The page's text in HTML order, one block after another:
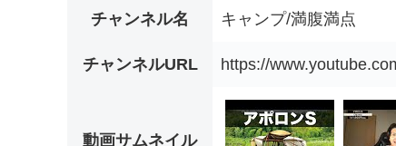
チャンネル名 キャンプ/満腹満点
チャンネルURL https://
動画サムネイル